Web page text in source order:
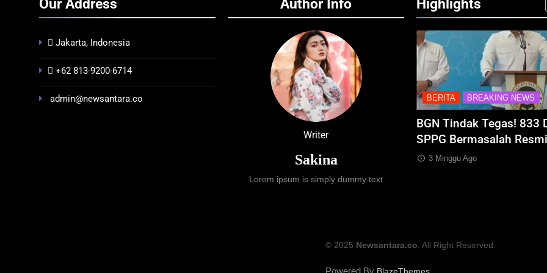
Our Address
Jakarta, Indonesia
+62 813-9200-6714
admin@newsantara.co
Author Info
Writer
Sakina
Lorem ipsum is simply dummy text
Highlights
BERITA BUDAYA BERITA BREAKING NEWS
Festival Budaya Khatulistiwa
2026 Terselenggara Sukses,
Pontianak Perkuat Peta Wisata
BERITA BREAKING NEWS
BGN Tindak Tegas! 833
SPPG Bermasalah
3 Minggu Ago
© 2025 Newsantara.co . All Right Reserved.
Powered By .